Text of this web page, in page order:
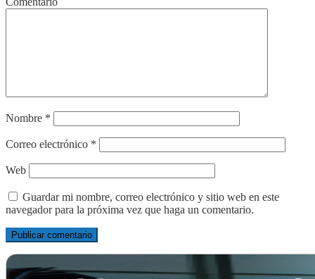
Nombre *
Correo electrónico *
Web
Guardar mi nombre, correo electrónico y sitio web en este
navegador para la próxima vez que haga un comentario.